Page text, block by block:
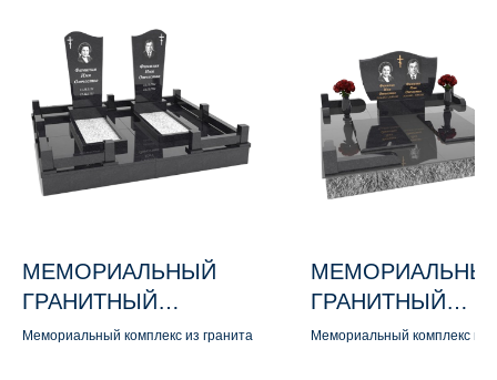
МЕМОРИАЛЬНЫЙ
ГРАНИТНЫЙ
КОМПЛЕКС М170
Мемориальный комплекс из гранита
ГРАНИТНЫЙ
КОМПЛЕКС М155
Мемориальный комплекс из